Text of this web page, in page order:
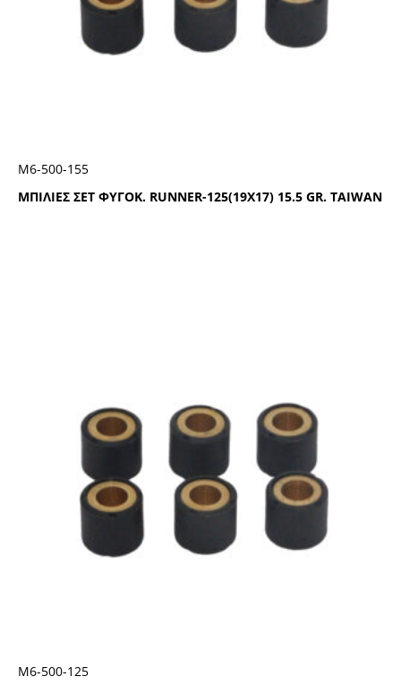
ΜΠΙΛΙΕΣ ΣΕΤ ΦΥΓΟΚ. RUNNER-125(19X17) 15.5 GR. TAIWAN
Μ6-500-155
Μ6-500-125